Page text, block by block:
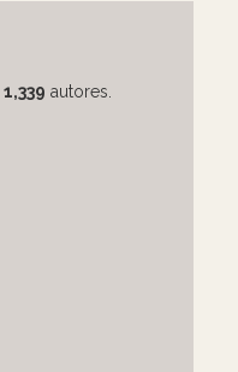
1,339 autores.